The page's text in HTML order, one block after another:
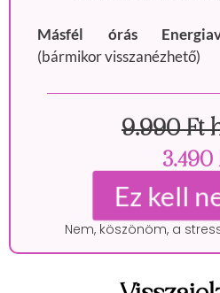
Másfél órás
(bármikor visszanézhető)
9.990 Ft
3.490
Ez kell
Nem, köszönöm, a